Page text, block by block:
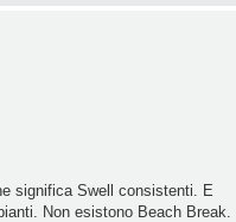
significa Swell consistenti. E
Non esistono Beach Break.